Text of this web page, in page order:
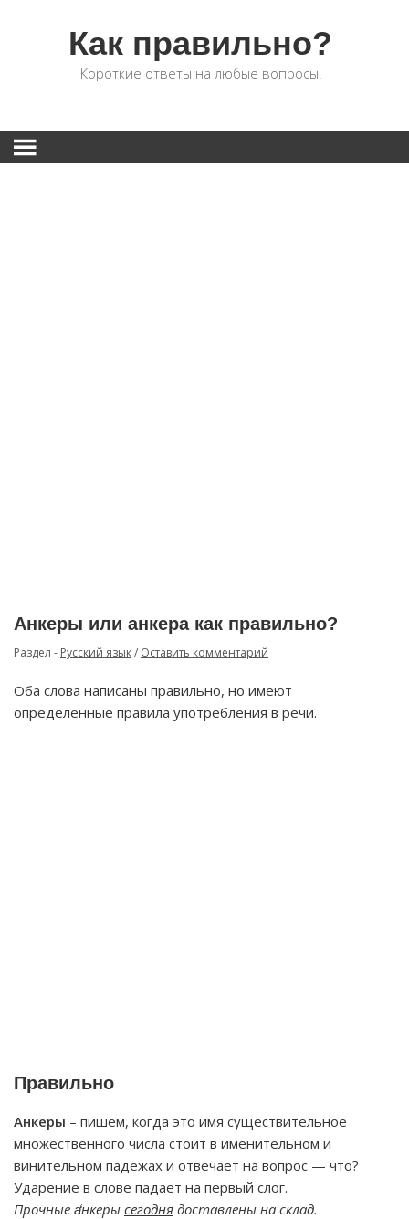
Как правильно?
Короткие ответы на любые вопросы!
Анкеры или анкера как правильно?
Раздел - Русский язык/ Оставить комментарий
Оба слова написаны правильно, но имеют
определенные правила употребления в речи.
Правильно
Анкеры – пишем, когда это имя существительное
множественного числа стоит в именительном и
винительном падежах и отвечает на вопрос — что?
Ударение в слове падает на первый слог.
Прочные а̒нкеры сегодня доставлены на склад.